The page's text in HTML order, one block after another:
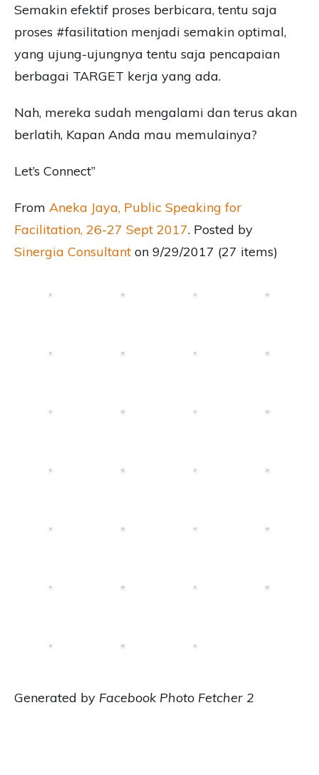
Semakin efektif proses berbicara, tentu saja
proses #fasilitation menjadi semakin optimal,
yang ujung-ujungnya tentu saja pencapaian
berbagai TARGET kerja yang ada.
Nah, mereka sudah mengalami dan terus akan
berlatih, Kapan Anda mau memulainya?
Let’s Connect”
From Aneka Jaya, Public Speaking for
Facilitation, 26-27 Sept 2017. Posted by
Sinergia Consultant on 9/29/2017 (27 items)
Generated by Facebook Photo Fetcher 2